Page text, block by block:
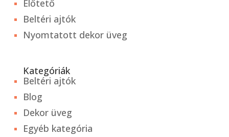
Előtető
Beltéri ajtók
Nyomtatott dekor üveg
Kategóriák
Beltéri ajtók
Blog
Dekor üveg
Egyéb kategória